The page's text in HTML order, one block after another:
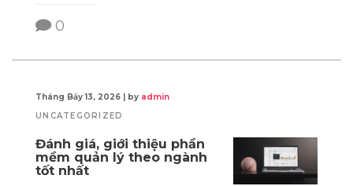
0
Tháng Bảy 13, 2026 | by admin
UNCATEGORIZED
Đánh giá, giới thiệu phần
mềm quản lý theo ngành
tốt nhất